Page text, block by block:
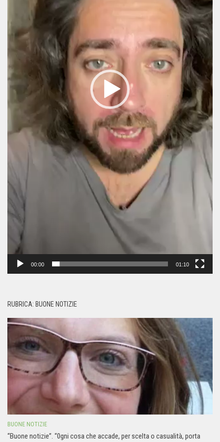
00:00 01:10
RUBRICA: BUONE NOTIZIE
BUONE NOTIZIE
“Buone notizie”. “0gni cosa che accade, per scelta o casualità, porta